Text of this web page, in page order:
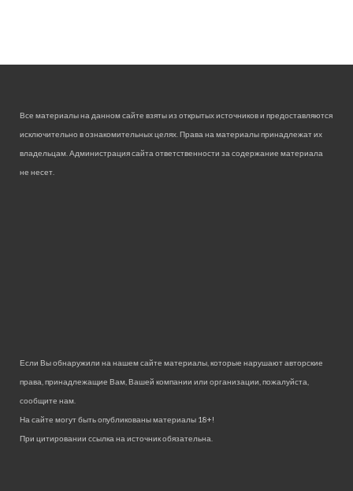
Все материалы на данном сайте взяты из открытых источников и предоставляются
исключительно в ознакомительных целях. Права на материалы принадлежат их
владельцам. Администрация сайта ответственности за содержание материала
не несет.
Если Вы обнаружили на нашем сайте материалы, которые нарушают авторские
права, принадлежащие Вам, Вашей компании или организации, пожалуйста,
сообщите нам.
На сайте могут быть опубликованы материалы 18+!
При цитировании ссылка на источник обязательна.